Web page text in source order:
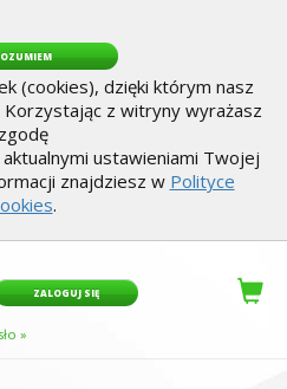
(cookies), dzięki którym nasz
Korzystając z witryny wyrażasz
zgodę
ustawieniami Twojej
znajdziesz w Polityce
.
»